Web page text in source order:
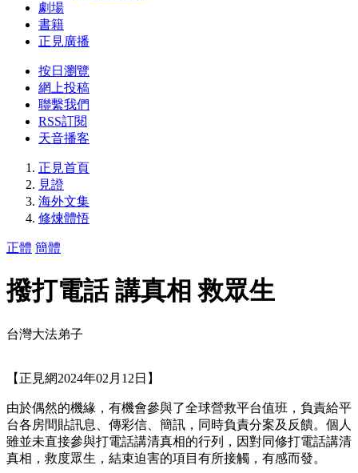
劇場
書籍
正見廣播
按日瀏覽
網上投稿
聯繫我們
RSS訂閱
天音播客
正見首頁
見證
海外文集
修煉體悟
正體 簡體
撥打電話 講真相 救眾生
台灣大法弟子
【正見網2024年02月12日】
由於偶然的機緣，有機會參與了全球營救平台值班，負責給平
台各房間貼訊息、傳彩信、簡訊，同時負責分案及反饋。個人
雖並未直接參與打電話講清真相的行列，因對同修打電話講清
真相，救度眾生，結束迫害的項目有所接觸，有感而發。